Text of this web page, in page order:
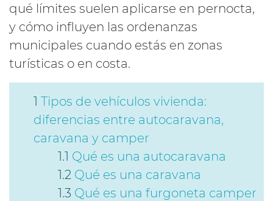
qué límites suelen aplicarse en pernocta,
y cómo influyen las ordenanzas
municipales cuando estás en zonas
turísticas o en costa.
Tipos de vehículos vivienda:
diferencias entre autocaravana,
caravana y camper
Qué es una autocaravana
Qué es una caravana
Qué es una furgoneta camper